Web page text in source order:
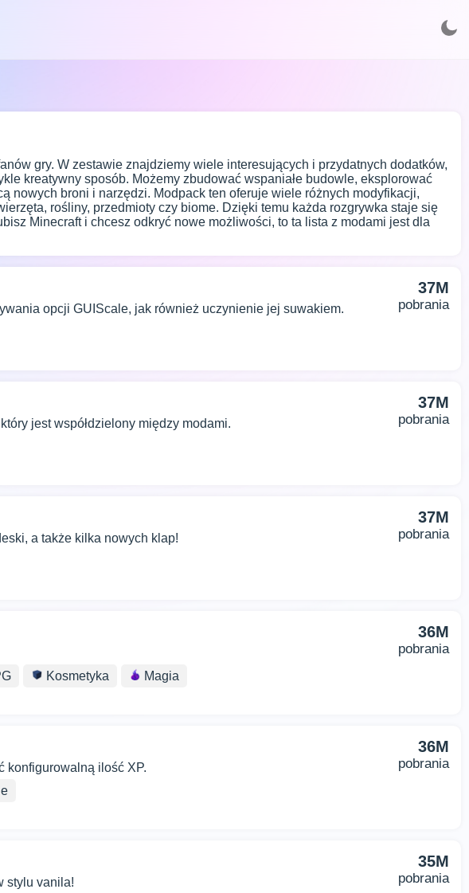
gry. W zestawie znajdziemy wiele interesujących i przydatnych dodatków,
kreatywny sposób. Możemy zbudować wspaniałe budowle, eksplorować
nowych broni i narzędzi. Modpack ten oferuje wiele różnych modyfikacji,
rośliny, przedmioty czy biome. Dzięki temu każda rozgrywka staje się
Minecraft i chcesz odkryć nowe możliwości, to ta lista z modami jest dla
opcji GUIScale, jak również uczynienie jej suwakiem.
37M
pobrania
jest współdzielony między modami.
37M
pobrania
a także kilka nowych klap!
37M
pobrania
Kosmetyka Magia
36M
pobrania
konfigurowalną ilość XP.
36M
pobrania
stylu vanila!
35M
pobrania